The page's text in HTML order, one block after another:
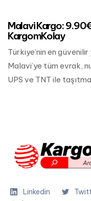
Malavi Kargo:
KargomKolay
Türkiye’nin en
Malavi’ye tüm evrak,
UPS ve TNT ile
Linkedin